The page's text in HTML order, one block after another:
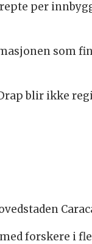
per
som
blir ikke
forskere i